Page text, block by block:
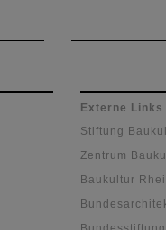
Externe Links
Stiftung
Zentrum
Baukultur